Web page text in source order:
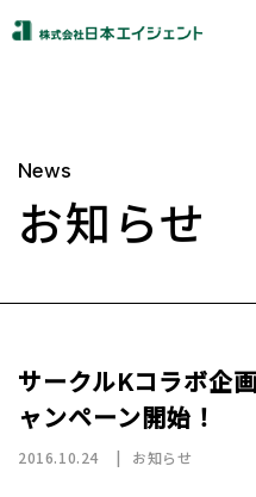
News
お知らせ
サークルKコラボ企
ャンペーン開始！
2016.10.24 お知らせ